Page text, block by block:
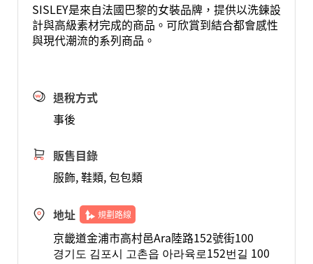
SISLEY是來自法國巴黎的女裝品牌，提供以洗鍊設
計與高級素材完成的商品。可欣賞到結合都會感性
與現代潮流的系列商品。
退稅方式
事後
販售目錄
服飾, 鞋類, 包包類
地址 規劃路線
京畿道金浦市高村邑Ara陸路152號街100
경기도 김포시 고촌읍 아라육로152번길 100